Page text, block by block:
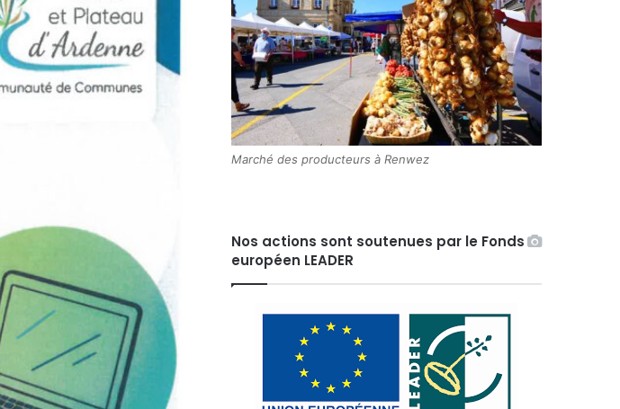
Marché des producteurs à Renwez
Nos actions sont soutenues par le Fonds
européen LEADER